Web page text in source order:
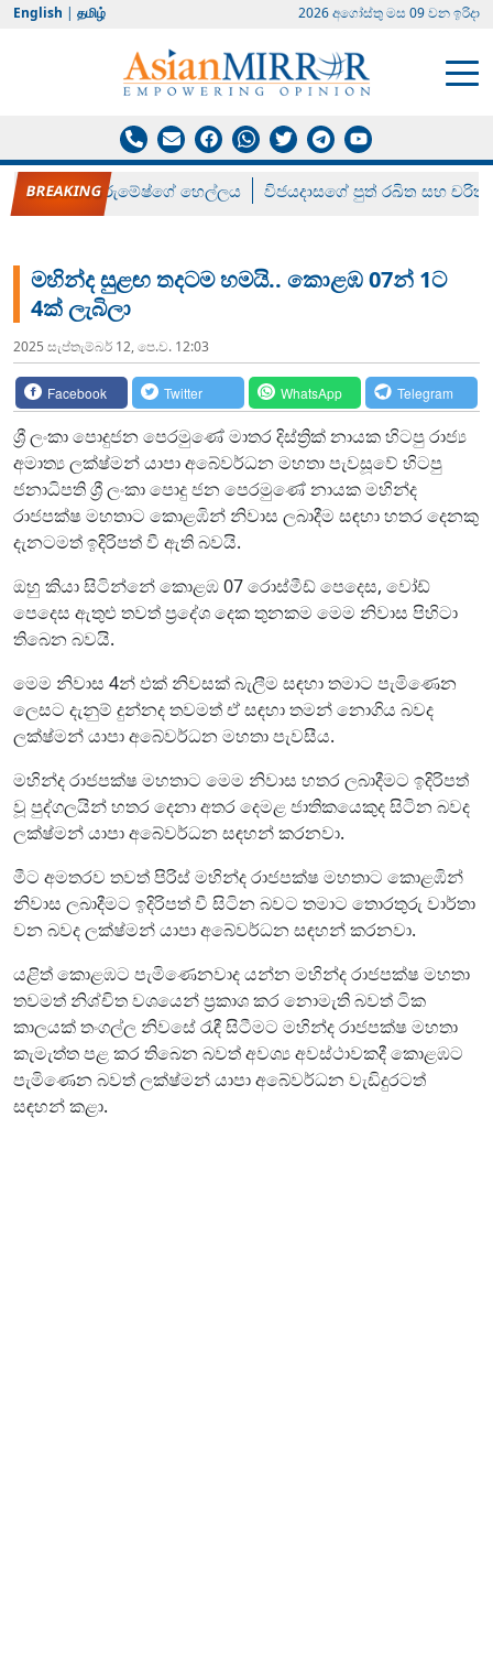
English | தமிழ் 2026 අගෝස්‍තු මස 09 වන ඉරිදා
රන් ගෙනා රුමේෂ්ගේ හෙල්ලය විජයදාසගේ පුත් රඛිත සහ චරිත්
මහින්ද සුළඟ තදටම හමයි.. කොළඹ 07න් 1ට
4ක් ලැබිලා
2025 සැප්‍තැම්‍බර් 12, පෙ.ව. 12:03
Facebook Twitter WhatsApp Telegram
ශ්‍රී ලංකා පොදුජන පෙරමුණේ මාතර දිස්ත්‍රික් නායක හිටපු රාජ්‍ය
අමාත්‍ය ලක්ෂ්මන් යාපා අබේවර්ධන මහතා පැවසූවේ හිටපු
ජනාධිපති ශ්‍රී ලංකා පොදු ජන පෙරමුණේ නායක මහින්ද
රාජපක්ෂ මහතාට කොළඹින් නිවාස ලබාදීම සඳහා හතර දෙනකු
දැනටමත් ඉදිරිපත් වී ඇති බවයි.
ඔහු කියා සිටින්නේ කොළඹ 07 රොස්මීඩ් පෙදෙස, වෝඩ්
පෙදෙස ඇතුළු තවත් ප්‍රදේශ දෙක තුනකම මෙම නිවාස පිහිටා
තිබෙන බවයි.
මෙම නිවාස 4න් ඵක් නිවසක් බැලීම සඳහා තමාට පැමිණෙන
ලෙසට දැනුම් දුන්නද තවමත් ඒ සඳහා තමන් නොගිය බවද
ලක්ෂ්මන් යාපා අබේවර්ධන මහතා පැවසීය.
මහින්ද රාජපක්ෂ මහතාට මෙම නිවාස හතර ලබාදීමට ඉදිරිපත්
වූ පුද්ගලයින් හතර දෙනා අතර දෙමළ ජාතිකයෙකුද සිටින බවද
ලක්ෂ්මන් යාපා අබේවර්ධන සඳහන් කරනවා.
මීට අමතරව තවත් පිරිස් මහින්ද රාජපක්ෂ මහතාට කොළඹින්
නිවාස ලබාදීමට ඉදිරිපත් වී සිටින බවට තමාට තොරතුරු වාර්තා
වන බවද ලක්ෂ්මන් යාපා අබේවර්ධන සඳහන් කරනවා.
යළිත් කොළඹට පැමිණෙනවාද යන්න මහින්ද රාජපක්ෂ මහතා
තවමත් නිශ්චිත වශයෙන් ප්‍රකාශ කර නොමැති බවත් ටික
කාලයක් තංගල්‍ල නිවසේ රැඳී සිටීමට මහින්ද රාජපක්ෂ මහතා
කැමැත්ත පළ කර තිබෙන බවත් අවශ්‍ය අවස්ථාවකදී කොළඹට
පැමිණෙන බවත් ලක්ෂ්මන් යාපා අබේවර්ධන වැඩිදුරටත්
සඳහන් කළා.